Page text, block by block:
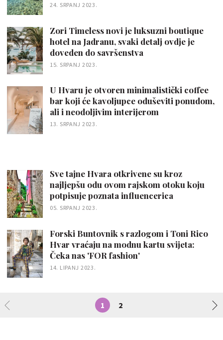
24. SRPANJ 2023.
Zori Timeless novi je luksuzni boutique
hotel na Jadranu, svaki detalj ovdje je
doveden do savršenstva
15. SRPANJ 2023.
U Hvaru je otvoren minimalistički coffee
bar koji će kavoljupce oduševiti ponudom,
ali i neodoljivim interijerom
13. SRPANJ 2023.
Sve tajne Hvara otkrivene su kroz
najljepšu odu ovom rajskom otoku koju
potpisuje poznata influencerica
05. SRPANJ 2023.
Forski Buntovnik s razlogom i Toni Rico
Hvar vraćaju na modnu kartu svijeta:
Čeka nas 'FOR fashion'
14. LIPANJ 2023.
1 2